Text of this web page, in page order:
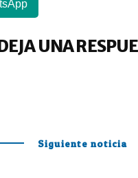
UNA
Siguiente noticia